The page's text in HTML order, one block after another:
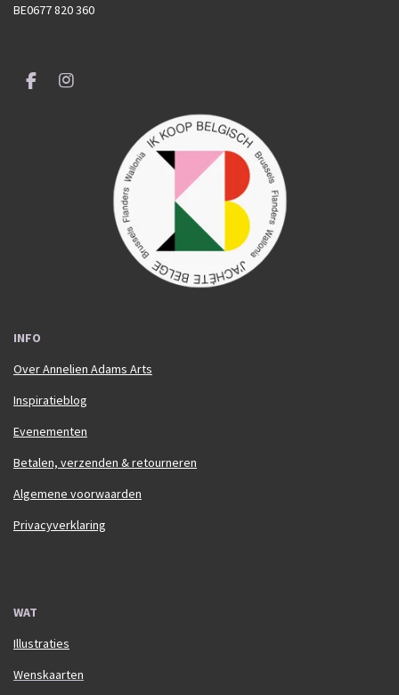
BE0677 820 360
F
I
INFO
Over Annelien Adams Arts
Inspiratieblog
Evenementen
Betalen, verzenden & retourneren
Algemene voorwaarden
Privacyverklaring
WAT
Illustraties
Wenskaarten